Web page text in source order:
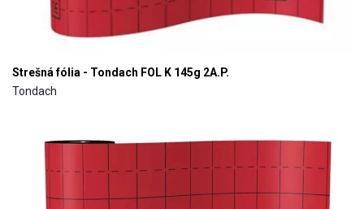
Strešná fólia - Tondach FOL K 145g 2A.P.
Tondach